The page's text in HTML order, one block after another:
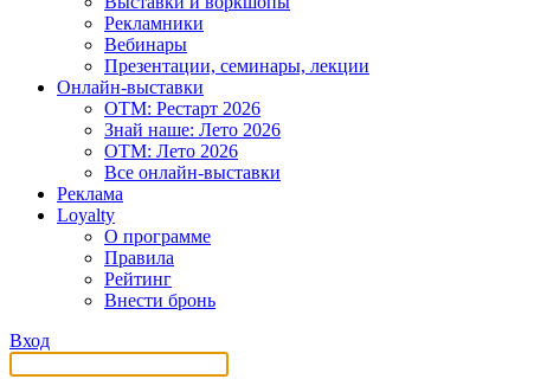
Рекламники
Вебинары
Презентации, семинары, лекции
Онлайн-выставки
OTM: Рестарт 2026
Знай наше: Лето 2026
OTM: Лето 2026
Все онлайн-выставки
Реклама
Loyalty
О программе
Правила
Рейтинг
Внести бронь
Вход